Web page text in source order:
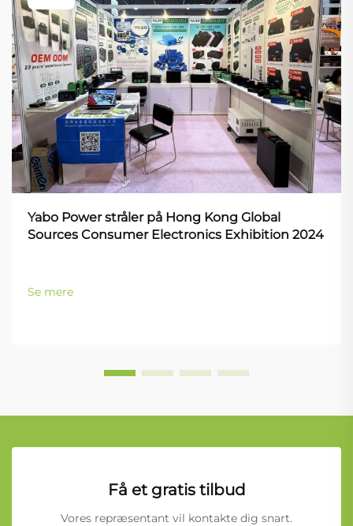
Yabo Power stråler på Hong Kong Global
Sources Consumer Electronics Exhibition 2024
Se mere
Få et gratis tilbud
Vores repræsentant vil kontakte dig snart.